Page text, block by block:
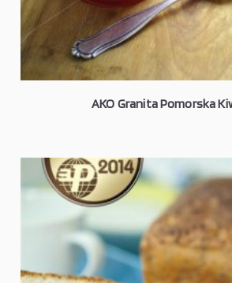
AKO Granita Pomorska